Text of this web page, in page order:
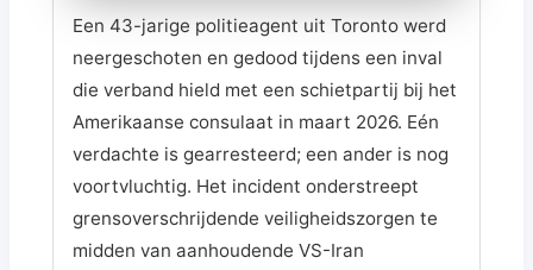
Een 43-jarige politieagent uit Toronto werd
neergeschoten en gedood tijdens een inval
die verband hield met een schietpartij bij het
Amerikaanse consulaat in maart 2026. Eén
verdachte is gearresteerd; een ander is nog
voortvluchtig. Het incident onderstreept
grensoverschrijdende veiligheidszorgen te
midden van aanhoudende VS-Iran